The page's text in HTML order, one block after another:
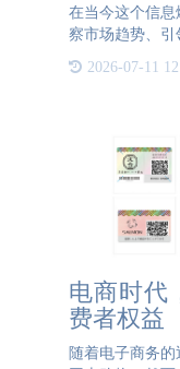
在当今这个信息
察市场趋势、
系统，凭借其强
业提供前所未
2026-07-11
电商时代
费者权益
随着电子商务